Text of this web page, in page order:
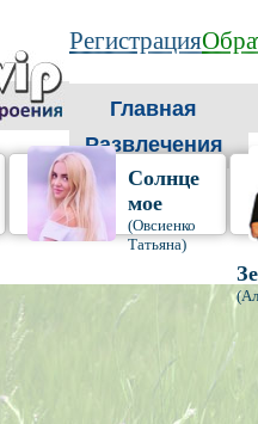
Регистрация
Главная
Развлечения
Солнце
мое
(Овсиенко
Татьяна)